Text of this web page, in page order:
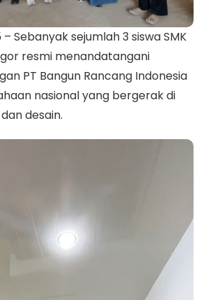
Sebanyak sejumlah 3 siswa SMK
resmi menandatangani
PT Bangun Rancang Indonesia
nasional yang bergerak di
desain.